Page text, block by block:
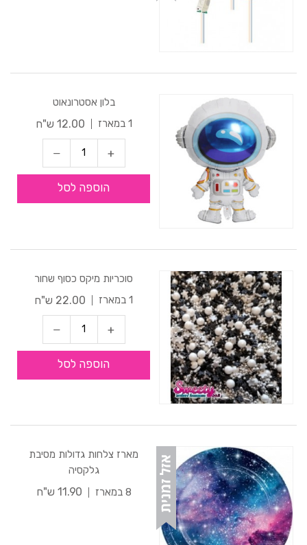
בלון אסטרונאוט
1 במארז
12.00 ש"ח
הוספה לסל
סוכריות מיקס כסוף שחור
1 במארז
22.00 ש"ח
הוספה לסל
מארז צלחות גדולות מסיבת
גלקסיה
8 במארז
11.90 ש"ח